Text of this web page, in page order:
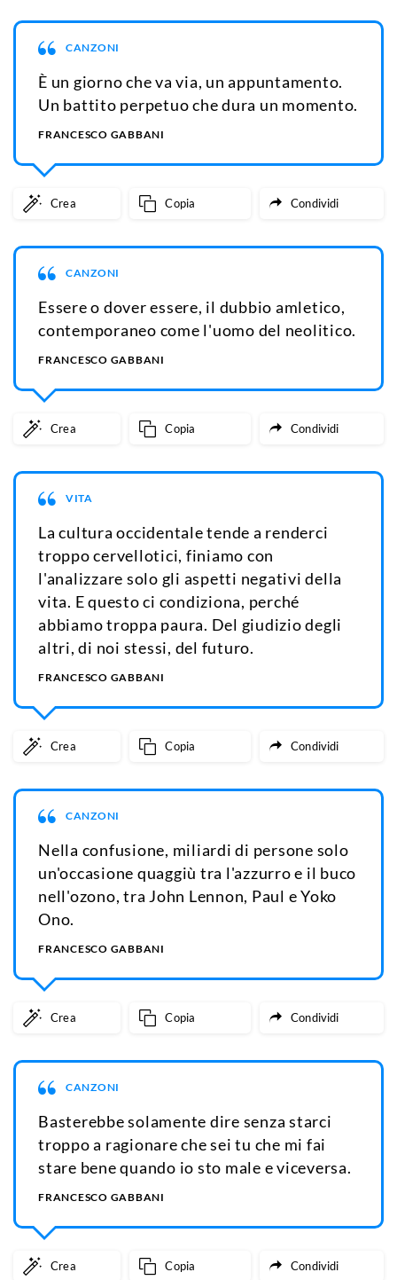
CANZONI
È un giorno che va via, un appuntamento.
Un battito perpetuo che dura un momento.
FRANCESCO GABBANI
Crea Copia Condividi
CANZONI
Essere o dover essere, il dubbio amletico,
contemporaneo come l'uomo del neolitico.
FRANCESCO GABBANI
Crea Copia Condividi
VITA
La cultura occidentale tende a renderci
troppo cervellotici, finiamo con
l'analizzare solo gli aspetti negativi della
vita. E questo ci condiziona, perché
abbiamo troppa paura. Del giudizio degli
altri, di noi stessi, del futuro.
FRANCESCO GABBANI
Crea Copia Condividi
CANZONI
Nella confusione, miliardi di persone solo
un'occasione quaggiù tra l'azzurro e il buco
nell'ozono, tra John Lennon, Paul e Yoko
Ono.
FRANCESCO GABBANI
Crea Copia Condividi
CANZONI
Basterebbe solamente dire senza starci
troppo a ragionare che sei tu che mi fai
stare bene quando io sto male e viceversa.
FRANCESCO GABBANI
Crea Copia Condividi